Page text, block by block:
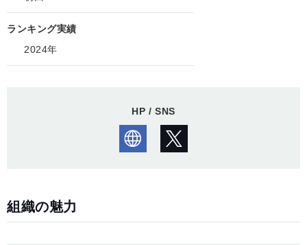
ランキング実績
2024年
HP / SNS
組織の魅力